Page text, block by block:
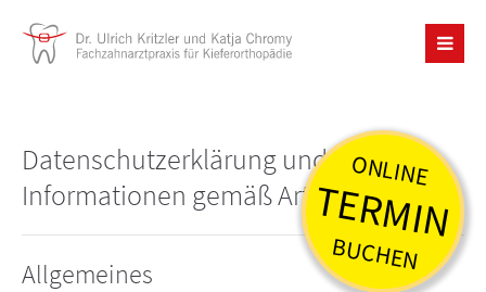
ONLINE
TERMIN
BUCHEN
Datenschutzerklärung und
Informationen gemäß Art. 13 DS-GVO
Allgemeines